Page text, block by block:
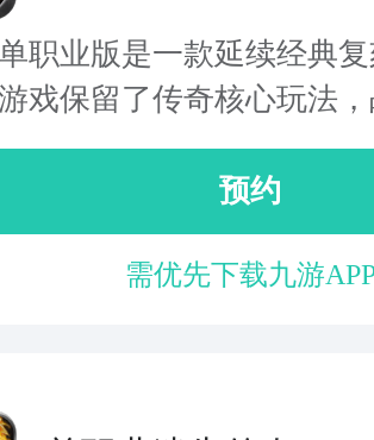
职业版是一款延续经典
戏保留了传奇核心玩法
预约
需优先下载九游